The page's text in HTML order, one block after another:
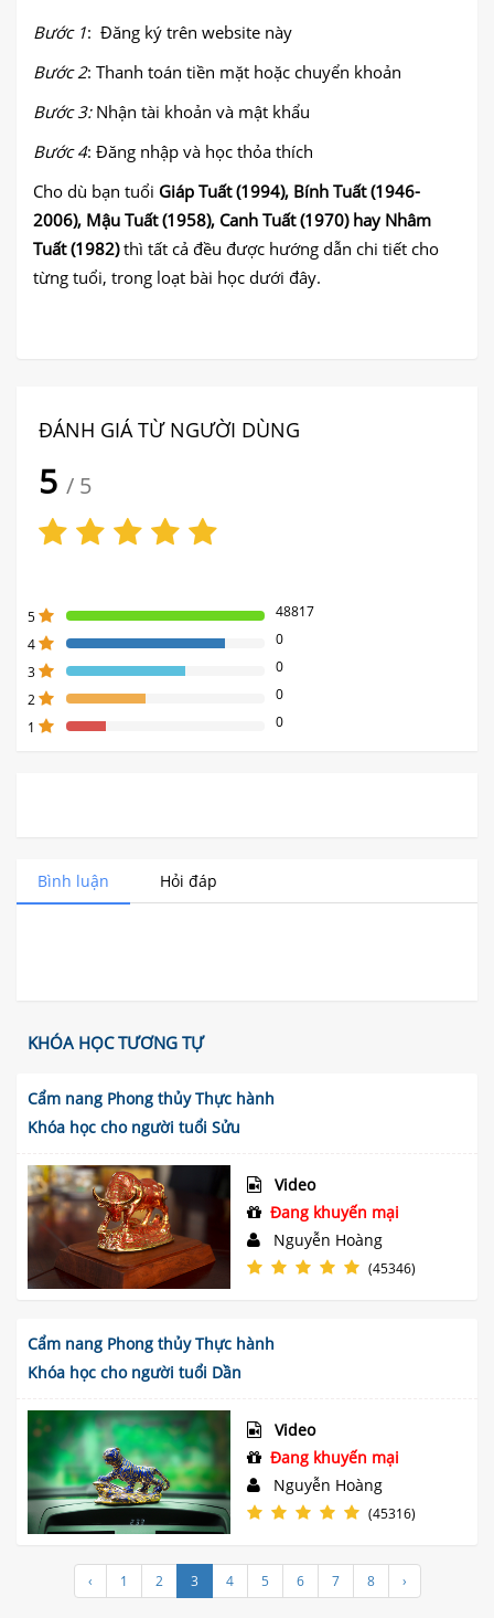
Bước 1: Đăng ký trên website này
Bước 2: Thanh toán tiền mặt hoặc chuyển khoản
Bước 3:Nhận tài khoản và mật khẩu
Bước 4: Đăng nhập và học thỏa thích
Cho dù bạn tuổi Giáp Tuất (1994), Bính Tuất (1946-
2006), Mậu Tuất (1958), Canh Tuất (1970) hay Nhâm
Tuất (1982)thì tất cả đều được hướng dẫn chi tiết cho
từng tuổi, trong loạt bài học dưới đây.
ĐÁNH GIÁ TỪ NGƯỜI DÙNG
5 / 5
5
48817
4
80%
Complete
(danger)
0
3
80%
Complete
0
2
80%
Complete
0
1
80%
0
Bình luận Hỏi đáp
KHÓA HỌC TƯƠNG TỰ
Cẩm nang Phong thủy Thực hành
Khóa học cho người tuổi Sửu
Video
Đang khuyến mại
Nguyễn Hoàng
(45346)
Cẩm nang Phong thủy Thực hành
Khóa học cho người tuổi Dần
Video
Đang khuyến mại
Nguyễn Hoàng
(45316)
‹ 1 2 3 4 5 6 7 8 ›